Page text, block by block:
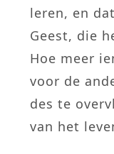
leren, en
Geest, die
Hoe meer
voor de
des te
van het